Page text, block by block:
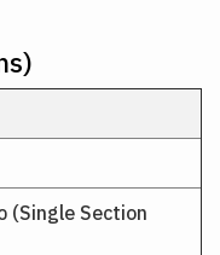
(Single Section